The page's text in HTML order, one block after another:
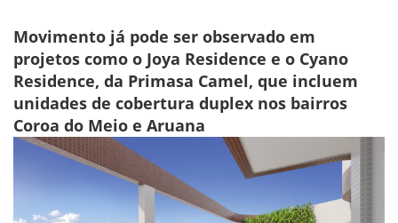
Movimento já pode ser observado em
projetos como o Joya Residence e o Cyano
Residence, da Primasa Camel, que incluem
unidades de cobertura duplex nos bairros
Coroa do Meio e Aruana